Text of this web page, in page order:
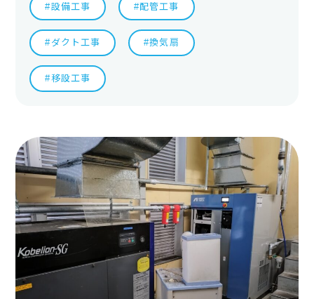
#設備工事 #配管工事
#ダクト工事 #換気扇
#移設工事